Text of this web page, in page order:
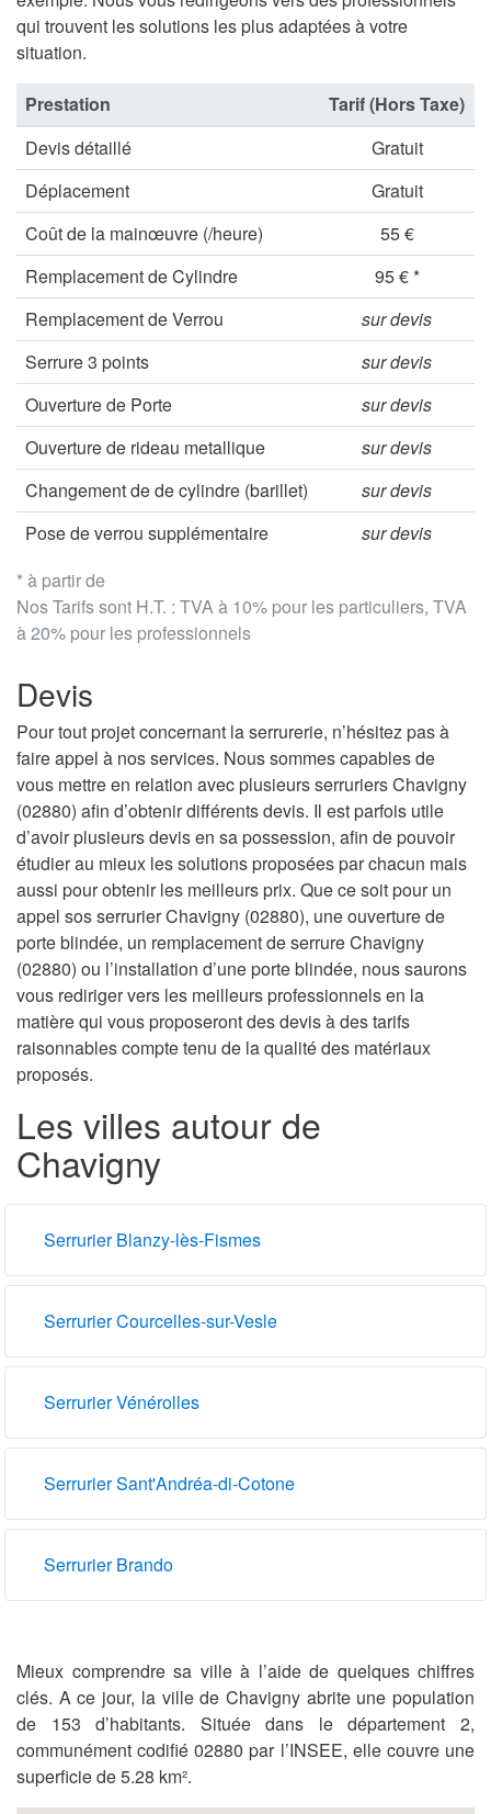
qui trouvent les solutions les plus adaptées à votre
situation.
* à partir de
Nos Tarifs sont H.T. : TVA à 10% pour les particuliers, TVA
à 20% pour les professionnels
Prestation
Tarif (Hors Taxe)
Devis détaillé
Gratuit
Déplacement
Gratuit
Coût de la mainœuvre (/heure)
55 €
Remplacement de Cylindre
95 € *
Remplacement de Verrou
sur devis
Serrure 3 points
sur devis
Ouverture de Porte
sur devis
Ouverture de rideau metallique
sur devis
Changement de de cylindre (barillet)
sur devis
Pose de verrou supplémentaire
sur devis
Devis
Pour tout projet concernant la serrurerie, n’hésitez pas à
faire appel à nos services. Nous sommes capables de
vous mettre en relation avec plusieurs serruriers Chavigny
(02880) afin d’obtenir différents devis. Il est parfois utile
d’avoir plusieurs devis en sa possession, afin de pouvoir
étudier au mieux les solutions proposées par chacun mais
aussi pour obtenir les meilleurs prix. Que ce soit pour un
appel sos serrurier Chavigny (02880), une ouverture de
porte blindée, un remplacement de serrure Chavigny
(02880) ou l’installation d’une porte blindée, nous saurons
vous rediriger vers les meilleurs professionnels en la
matière qui vous proposeront des devis à des tarifs
raisonnables compte tenu de la qualité des matériaux
proposés.
Les villes autour de
Chavigny
Serrurier Blanzy-lès-Fismes
Serrurier Courcelles-sur-Vesle
Serrurier Vénérolles
Serrurier Sant'Andréa-di-Cotone
Serrurier Brando
Mieux comprendre sa ville à l’aide de quelques chiffres
clés. A ce jour, la ville de Chavigny abrite une population
de 153 d’habitants. Située dans le département 2,
communément codifié 02880 par l’INSEE, elle couvre une
superficie de 5.28 km².